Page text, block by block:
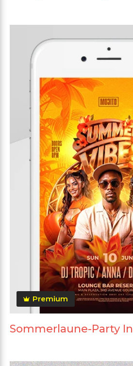
Premium
Sommerlaune-Party